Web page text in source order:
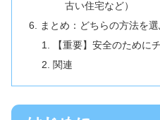
古い住宅など）
まとめ：どちらの方法を
【重要】安全のために
関連